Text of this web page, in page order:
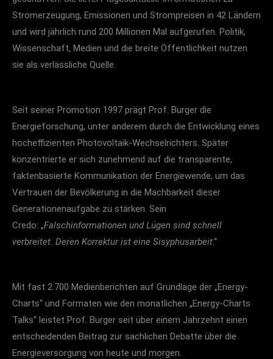
Stromerzeugung, Emissionen und Strompreisen in 42 Ländern
und wird jährlich rund 200 Millionen Mal aufgerufen. Politik,
Wissenschaft, Medien und die breite Öffentlichkeit nutzen
sie als verlässliche Quelle.
Seit seiner Promotion 1997 prägt Prof. Burger die
Energieforschung, unter anderem durch die Entwicklung eines
hocheffizienten Photovoltaik-Wechselrichters. Später
konzentrierte er sich zunehmend auf die transparente,
faktenbasierte Kommunikation der Energiewende, um das
Vertrauen der Bevölkerung in die Machbarkeit dieser
Generationenaufgabe zu stärken. Sein
Credo: „Falschinformationen und Lügen sind schnell
verbreitet. Deren Korrektur ist eine Sisyphusarbeit.“
Mit fast 2.700 Medienberichten auf Grundlage der „Energy-
Charts“ und Formaten wie den monatlichen „Energy-Charts
Talks“ leistet Prof. Burger seit über einem Jahrzehnt einen
entscheidenden Beitrag zur sachlichen Debatte über die
Energieversorgung von heute und morgen.